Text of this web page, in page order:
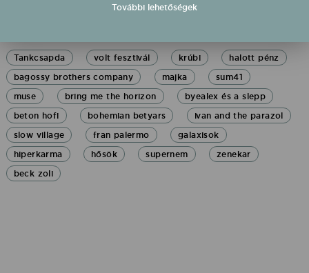
Tankcsapda volt fesztivál krúbi
halott pénz
bagossy brothers company
majka
sum41
muse
bring me the horizon
byealex és a slepp
beton hofi
bohemian betyars
ivan and the parazol
slow village
fran palermo
galaxisok
hiperkarma
hősök supernem
zenekar
beck zoli
További lehetőségek